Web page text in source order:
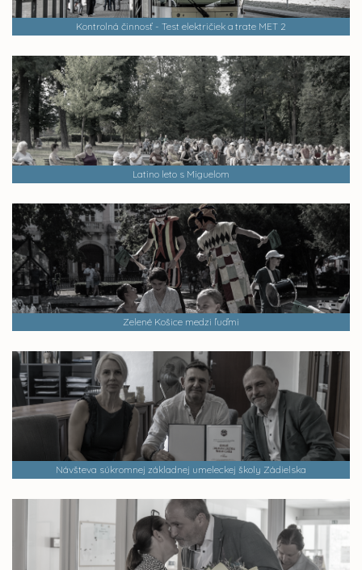
Kontrolná činnosť - Test električiek a trate MET 2
Latino leto s Miguelom
Zelené Košice medzi ľuďmi
Návšteva súkromnej základnej umeleckej školy Zádielska